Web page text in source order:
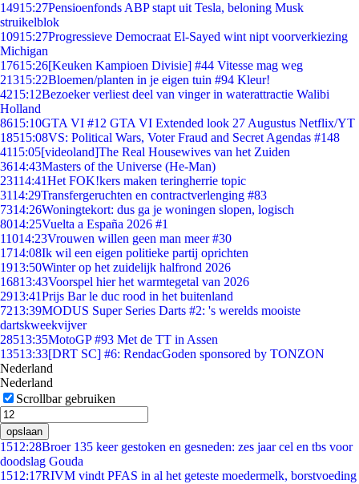
14915:27Pensioenfonds ABP stapt uit Tesla, beloning Musk
struikelblok
10915:27Progressieve Democraat El-Sayed wint nipt voorverkiezing
Michigan
17615:26[Keuken Kampioen Divisie] #44 Vitesse mag weg
21315:22Bloemen/planten in je eigen tuin #94 Kleur!
4215:12Bezoeker verliest deel van vinger in waterattractie Walibi
Holland
8615:10GTA VI #12 GTA VI Extended look 27 Augustus Netflix/YT
18515:08VS: Political Wars, Voter Fraud and Secret Agendas #148
4115:05[videoland]The Real Housewives van het Zuiden
3614:43Masters of the Universe (He-Man)
23114:41Het FOK!kers maken teringherrie topic
3114:29Transfergeruchten en contractverlenging #83
7314:26Woningtekort: dus ga je woningen slopen, logisch
8014:25Vuelta a España 2026 #1
11014:23Vrouwen willen geen man meer #30
1714:08Ik wil een eigen politieke partij oprichten
1913:50Winter op het zuidelijk halfrond 2026
16813:43Voorspel hier het warmtegetal van 2026
2913:41Prijs Bar le duc rood in het buitenland
7213:39MODUS Super Series Darts #2: 's werelds mooiste
dartskweekvijver
28513:35MotoGP #93 Met de TT in Assen
13513:33[DRT SC] #6: RendacGoden sponsored by TONZON
Nederland
Nederland
Scrollbar gebruiken
opslaan
1512:28Broer 135 keer gestoken en gesneden: zes jaar cel en tbs voor
doodslag Gouda
1512:17RIVM vindt PFAS in al het geteste moedermelk, borstvoeding